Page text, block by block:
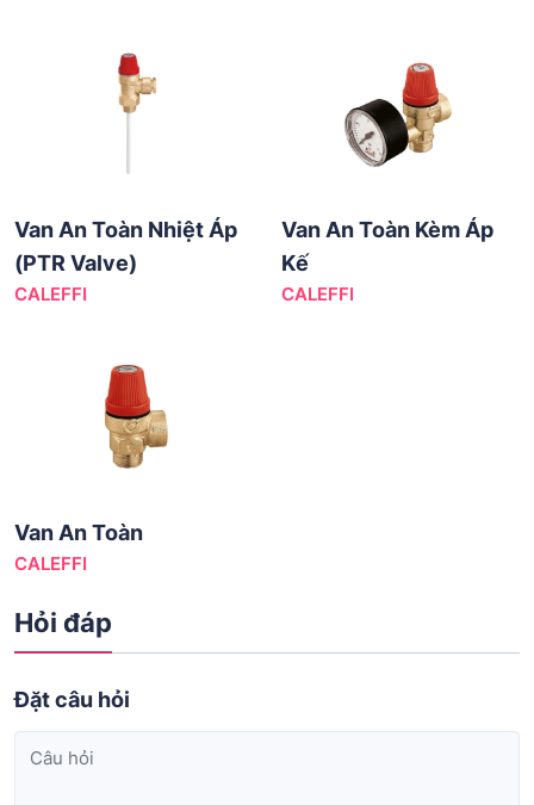
Van An Toàn Nhiệt Áp
(PTR Valve)
CALEFFI
Van An Toàn Kèm Áp
Kế
CALEFFI
Van An Toàn
CALEFFI
Hỏi đáp
Đặt câu hỏi